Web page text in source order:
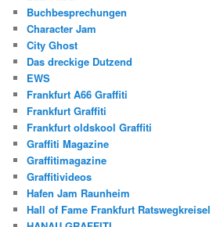
Buchbesprechungen
Character Jam
City Ghost
Das dreckige Dutzend
EWS
Frankfurt A66 Graffiti
Frankfurt Graffiti
Frankfurt oldskool Graffiti
Graffiti Magazine
Graffitimagazine
Graffitivideos
Hafen Jam Raunheim
Hall of Fame Frankfurt Ratswegkreisel